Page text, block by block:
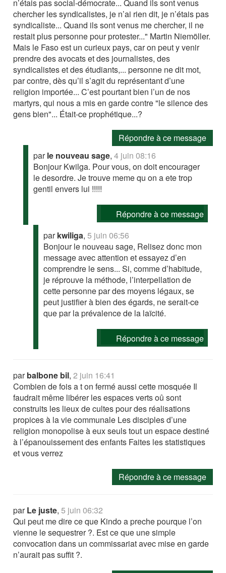
n’étais pas social-démocrate... Quand ils sont venus
chercher les syndicalistes, je n’ai rien dit, je n’étais pas
syndicaliste... Quand ils sont venus me chercher, il ne
restait plus personne pour protester..." Martin Niemöller.
Mais le Faso est un curieux pays, car on peut y venir
prendre des avocats et des journalistes, des
syndicalistes et des étudiants,... personne ne dit mot,
par contre, dès qu’il s’agit du représentant d’une
religion importée... C’est pourtant bien l’un de nos
martyrs, qui nous a mis en garde contre "le silence des
gens bien"... Était-ce prophétique...?
Répondre à ce message
parle nouveau sage,4 juin 08:16
Bonjour Kwilga. Pour vous, on doit encourager
le desordre. Je trouve meme qu on a ete trop
gentil envers lui !!!!!
Répondre à ce message
parkwiliga,5 juin 06:56
Bonjour le nouveau sage, Relisez donc mon
message avec attention et essayez d’en
comprendre le sens... Si, comme d’habitude,
je réprouve la méthode, l’interpellation de
cette personne par des moyens légaux, se
peut justifier à bien des égards, ne serait-ce
que par la prévalence de la laïcité.
Répondre à ce message
parbalbone bil,2 juin 16:41
Combien de fois a t on fermé aussi cette mosquée Il
faudrait même libérer les espaces verts oû sont
construits les lieux de cultes pour des réalisations
propices à la vie communale Les disciples d’une
religion monopolise à eux seuls tout un espace destiné
à l’épanouissement des enfants Faites les statistiques
et vous verrez
Répondre à ce message
parLe juste,5 juin 06:32
Qui peut me dire ce que Kindo a preche pourque l’on
vienne le sequestrer ?. Est ce que une simple
convocation dans un commissariat avec mise en garde
n’aurait pas suffit ?.